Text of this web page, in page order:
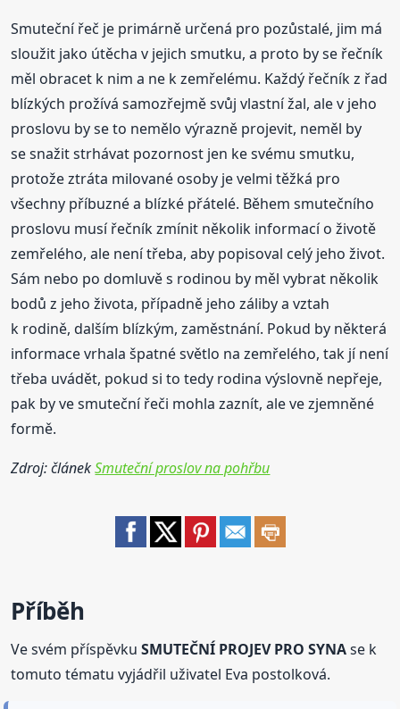
Smuteční řeč je primárně určená pro pozůstalé, jim má
sloužit jako útěcha v jejich smutku, a proto by se řečník
měl obracet k nim a ne k zemřelému. Každý řečník z řad
blízkých prožívá samozřejmě svůj vlastní žal, ale v jeho
proslovu by se to nemělo výrazně projevit, neměl by
se snažit strhávat pozornost jen ke svému smutku,
protože ztráta milované osoby je velmi těžká pro
všechny příbuzné a blízké přátelé. Během smutečního
proslovu musí řečník zmínit několik informací o životě
zemřelého, ale není třeba, aby popisoval celý jeho život.
Sám nebo po domluvě s rodinou by měl vybrat několik
bodů z jeho života, případně jeho záliby a vztah
k rodině, dalším blízkým, zaměstnání. Pokud by některá
informace vrhala špatné světlo na zemřelého, tak jí není
třeba uvádět, pokud si to tedy rodina výslovně nepřeje,
pak by ve smuteční řeči mohla zaznít, ale ve zjemněné
formě.
Zdroj: článekSmuteční proslov na pohřbu
Příběh
Ve svém příspěvkuSMUTEČNÍ PROJEV PRO SYNAse k
tomuto tématu vyjádřil uživatel Eva postolková.